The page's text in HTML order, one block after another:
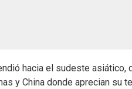
hacia el sudeste
y China donde aprecian su